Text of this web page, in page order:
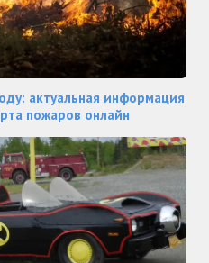
актуальная информация
пожаров онлайн